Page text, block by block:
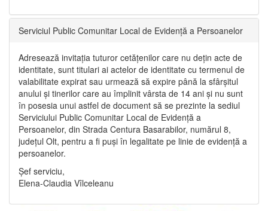
Serviciul Public Comunitar Local de Evidență a Persoanelor
Adresează invitația tuturor cetățenilor care nu dețin acte de
identitate, sunt titulari ai actelor de identitate cu termenul de
valabilitate expirat sau urmează să expire până la sfârșitul
anului și tinerilor care au împlinit vârsta de 14 ani și nu sunt
în posesia unui astfel de document să se prezinte la sediul
Serviciului Public Comunitar Local de Evidență a
Persoanelor, din Strada Centura Basarabilor, numărul 8,
județul Olt, pentru a fi puși în legalitate pe linie de evidență a
persoanelor.
Șef serviciu,
Elena-Claudia Vîlceleanu